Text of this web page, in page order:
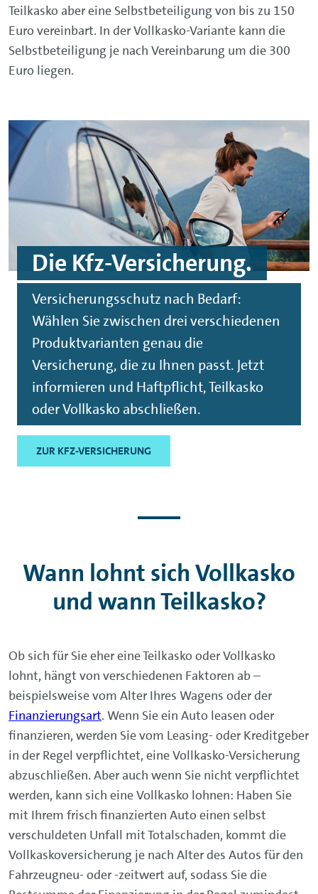
Teilkasko aber eine Selbstbeteiligung von bis zu 150
Euro vereinbart. In der Vollkasko-Variante kann die
Selbstbeteiligung je nach Vereinbarung um die 300
Euro liegen.
Die Kfz-Versicherung.
Versicherungsschutz nach Bedarf:
Wählen Sie zwischen drei verschiedenen
Produktvarianten genau die
Versicherung, die zu Ihnen passt. Jetzt
informieren und Haftpflicht, Teilkasko
oder Vollkasko abschließen.
ZUR KFZ-VERSICHERUNG
Wann lohnt sich Vollkasko
und wann Teilkasko?
Ob sich für Sie eher eine Teilkasko oder Vollkasko
lohnt, hängt von verschiedenen Faktoren ab –
beispielsweise vom Alter Ihres Wagens oder der
Finanzierungsart. Wenn Sie ein Auto leasen oder
finanzieren, werden Sie vom Leasing- oder Kreditgeber
in der Regel verpflichtet, eine Vollkasko-Versicherung
abzuschließen. Aber auch wenn Sie nicht verpflichtet
werden, kann sich eine Vollkasko lohnen: Haben Sie
mit Ihrem frisch finanzierten Auto einen selbst
verschuldeten Unfall mit Totalschaden, kommt die
Vollkaskoversicherung je nach Alter des Autos für den
Fahrzeugneu- oder -zeitwert auf, sodass Sie die